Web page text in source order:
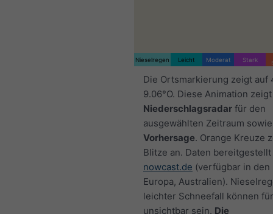
Nieselregen Leicht Moderat Stark
Die Ortsmarkierung zeigt auf
9.06°O. Diese Animation
Niederschlagsradar für den
ausgewählten Zeitraum
Vorhersage. Orange Kreuze
Blitze an. Daten
nowcast.de (verfügbar in den
Europa, Australien).
leichter Schneefall können
unsichtbar sein. Die